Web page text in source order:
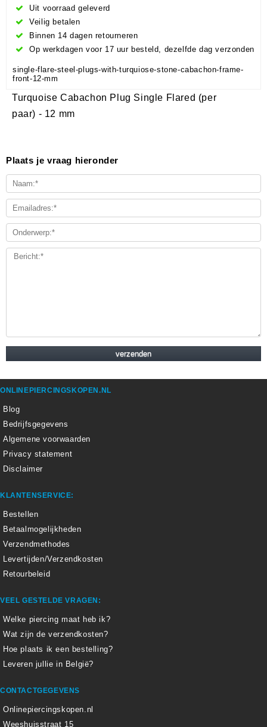
Uit voorraad geleverd
Veilig betalen
Binnen 14 dagen retourneren
Op werkdagen voor 17 uur besteld, dezelfde dag verzonden
single-flare-steel-plugs-with-turquiose-stone-cabachon-frame-
front-12-mm
Turquoise Cabachon Plug Single Flared (per
paar) - 12 mm
Plaats je vraag hieronder
ONLINEPIERCINGSKOPEN.NL
Blog
Bedrijfsgegevens
Algemene voorwaarden
Privacy statement
Disclaimer
KLANTENSERVICE:
Bestellen
Betaalmogelijkheden
Verzendmethodes
Levertijden/Verzendkosten
Retourbeleid
VEEL GESTELDE VRAGEN:
Welke piercing maat heb ik?
Wat zijn de verzendkosten?
Hoe plaats ik een bestelling?
Leveren jullie in België?
CONTACTGEGEVENS
Onlinepiercingskopen.nl
Weeshuisstraat 15